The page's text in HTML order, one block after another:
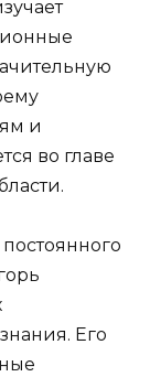
и
во главе
Его